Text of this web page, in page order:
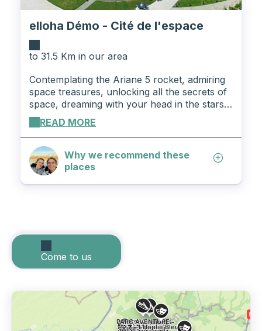
elloha Démo - Cité de l'espace
to 31.5 Km in our area
Contemplating the Ariane 5 rocket, admiring
space treasures, unlocking all the secrets of
space, dreaming with your head in the stars…
You can do all of this at the Cité de l'Espace.
For young and old, the Cité de l'Espace
offers you a dive into the world of space. The
2,500 m² of exhibitions are revealed thanks
to a fun and interactive tour where you
discover all the stages in the life of an
READ MORE
Why we recommend these
places
Come to us